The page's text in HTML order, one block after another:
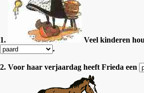
1.
Veel kinderen
.
2. Voor haar verjaardag heeft Frieda een